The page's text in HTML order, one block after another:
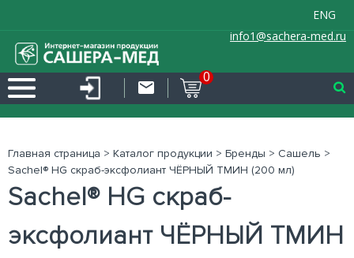
ENG
info1@sachera-med.ru
0
Главная страница > Каталог продукции > Бренды > Сашель >
Sachel® HG скраб-эксфолиант ЧЁРНЫЙ ТМИН (200 мл)
Sachel® HG скраб-
эксфолиант ЧЁРНЫЙ ТМИН